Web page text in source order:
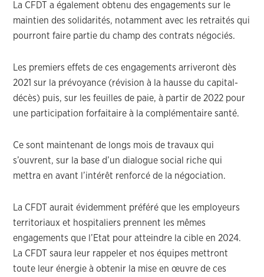
La CFDT a également obtenu des engagements sur le
maintien des solidarités, notamment avec les retraités qui
pourront faire partie du champ des contrats négociés.
Les premiers effets de ces engagements arriveront dès
2021 sur la prévoyance (révision à la hausse du capital-
décès) puis, sur les feuilles de paie, à partir de 2022 pour
une participation forfaitaire à la complémentaire santé.
Ce sont maintenant de longs mois de travaux qui
s’ouvrent, sur la base d’un dialogue social riche qui
mettra en avant l’intérêt renforcé de la négociation.
La CFDT aurait évidemment préféré que les employeurs
territoriaux et hospitaliers prennent les mêmes
engagements que l’Etat pour atteindre la cible en 2024.
La CFDT saura leur rappeler et nos équipes mettront
toute leur énergie à obtenir la mise en œuvre de ces